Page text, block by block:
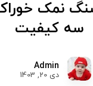
نمک خوراک
سه کیفیت
Admin
دی 20, 1403